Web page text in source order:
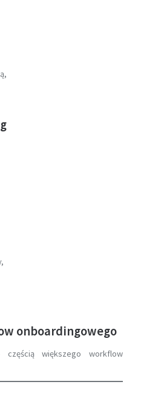
onboardingowego
większego workflow